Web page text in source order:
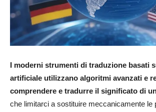
I moderni strumenti di traduzione basati
artificiale utilizzano algoritmi avanzati e
comprendere e tradurre il significato di
che limitarci a sostituire meccanicamente le